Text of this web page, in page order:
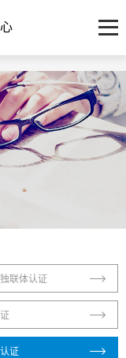
联体认证
证